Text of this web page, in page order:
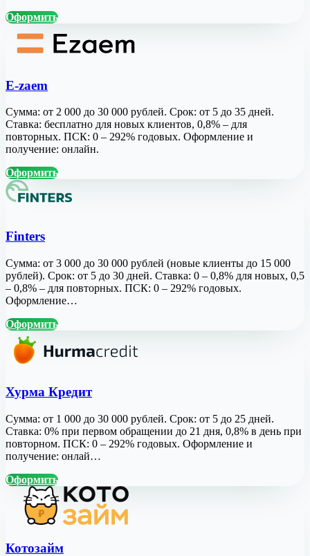
Оформить
E-zaem
Сумма: от 2 000 до 30 000 рублей. Срок: от 5 до 35 дней.
Ставка: бесплатно для новых клиентов, 0,8% – для
повторных. ПСК: 0 – 292% годовых. Оформление и
получение: онлайн.
Оформить
Finters
Сумма: от 3 000 до 30 000 рублей (новые клиенты до 15 000
рублей). Срок: от 5 до 30 дней. Ставка: 0 – 0,8% для новых, 0,5
– 0,8% – для повторных. ПСК: 0 – 292% годовых.
Оформление…
Оформить
Хурма Кредит
Сумма: от 1 000 до 30 000 рублей. Срок: от 5 до 25 дней.
Ставка: 0% при первом обращении до 21 дня, 0,8% в день при
повторном. ПСК: 0 – 292% годовых. Оформление и
получение: онлай…
Оформить
Котозайм